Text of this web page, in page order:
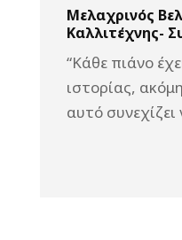
Μελαχρινός
Καλλιτέχνης-
“Κάθε πιάνο
ιστορίας,
αυτό συνεχίζει